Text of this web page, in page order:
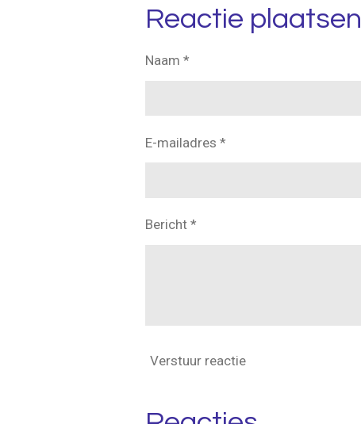
e
n
r
Reactie plaatsen
Naam *
E-mailadres *
Bericht *
Verstuur reactie